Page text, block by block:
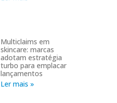
Multiclaims em
skincare: marcas
adotam estratégia
turbo para emplacar
lançamentos
Ler mais »